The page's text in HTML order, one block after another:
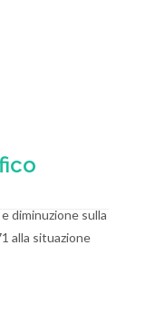
diminuzione sulla
alla situazione